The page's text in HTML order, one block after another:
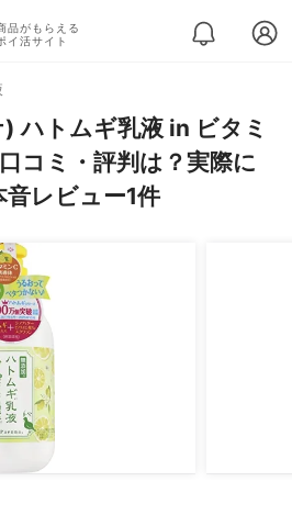
品がもらえる
イ活サイト
ハトムギ乳液 in ビタミ
コミ・評判は？実際に
レビュー1件